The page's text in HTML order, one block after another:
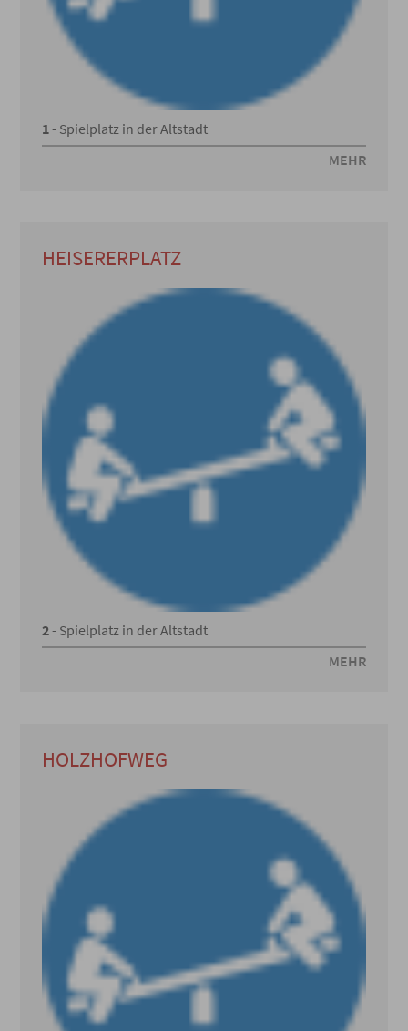
1- Spielplatz in der Altstadt
MEHR
HEISERERPLATZ
2- Spielplatz in der Altstadt
MEHR
HOLZHOFWEG